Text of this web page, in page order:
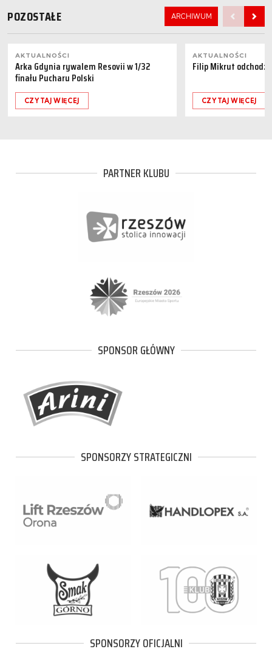
POZOSTAŁE ARCHIWUM
AKTUALNOŚCI
Arka Gdynia rywalem Resovii w 1/32
finału Pucharu Polski
CZYTAJ WIĘCEJ
AKTUALNOŚCI
Filip Mikrut
CZYTAJ WIĘCEJ
PARTNER KLUBU
SPONSOR GŁÓWNY
SPONSORZY STRATEGICZNI
SPONSORZY OFICJALNI